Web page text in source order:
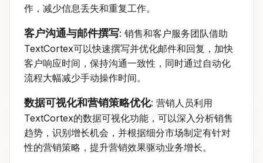
作，减少信息丢失和重复工作。
客户沟通与邮件撰写: 销售和客户服务团队借助
TextCortex可以快速撰写并优化邮件和回复，加快
客户响应时间，保持沟通一致性，同时通过自动化
流程大幅减少手动操作时间。
数据可视化和营销策略优化: 营销人员利用
TextCortex的数据可视化功能，可以深入分析销售
趋势，识别增长机会，并根据细分市场制定有针对
性的营销策略，提升营销效果驱动业务增长。